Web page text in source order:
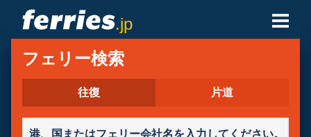
.jp
フェリー会社
フェリーの目的地
フェリールート
フェリー検索
往復 片道